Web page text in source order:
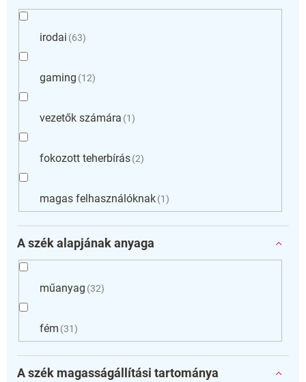
irodai 63
gaming 12
vezetők számára 1
fokozott teherbírás 2
magas felhasználóknak 1
A szék alapjának anyaga
műanyag 32
fém 31
A szék magasságállítási tartománya